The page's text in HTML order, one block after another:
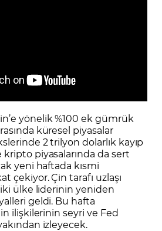
yönelik %100 ek gümrük
küresel piyasalar
2 trilyon dolarlık kayıp
kripto piyasalarında da sert
yeni haftada kısmi
çekiyor. Çin tarafı uzlaşı
iki ülke liderinin yeniden
geldi. Bu hafta
ilişkilerinin seyri ve Fed
izleyecek.